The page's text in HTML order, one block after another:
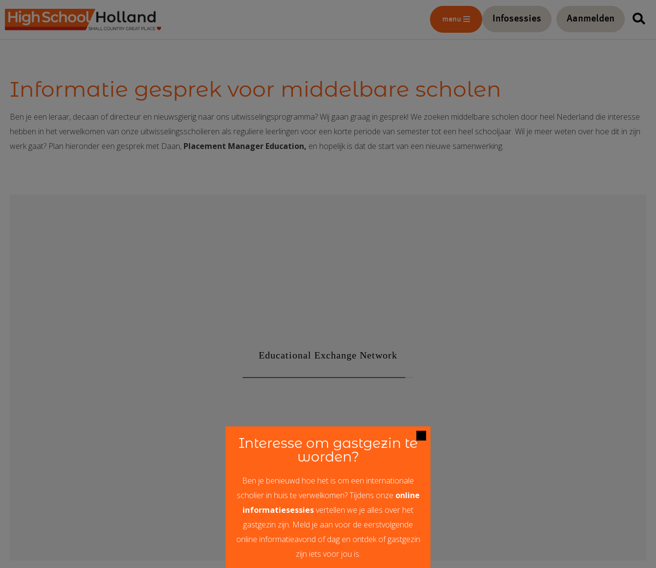
Ga
naar
menu Infosessies Aanmelden
Informatie gesprek voor middelbare scholen
Ben je een leraar, decaan of directeur en nieuwsgierig naar ons uitwisselingsprogramma? Wij gaan graag in gesprek! We zoeken middelbare scholen door heel Nederland die interesse
hebben in het verwelkomen van onze uitwisselingsscholieren als reguliere leerlingen voor een korte periode van semester tot een heel schooljaar. Wil je meer weten over hoe dit in zijn
werk gaat? Plan hieronder een gesprek met Daan, Placement Manager Education, en hopelijk is dat de start van een nieuwe samenwerking.
Interesse om gastgezin te
worden?
Ben je benieuwd hoe het is om een internationale
scholier in huis te verwelkomen? Tijdens onze online
informatiesessiesvertellen we je alles over het
gastgezin zijn. Meld je aan voor de eerstvolgende
online informatieavond of dag en ontdek of gastgezin
zijn iets voor jou is.